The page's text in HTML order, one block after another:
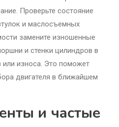
Проверьте состояние
и маслосъемных
замените изношенные
и стенки цилиндров в
износа. Это поможет
двигателя в ближайшем
и частые